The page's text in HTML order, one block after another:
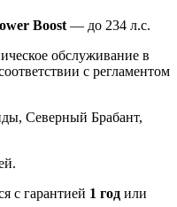
Boost — до 234 л.с.
обслуживание в
с регламентом
Северный Брабант,
с гарантией 1 год или